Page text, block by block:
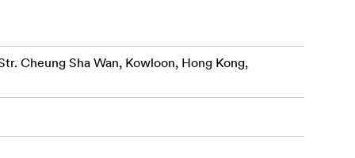
Cheung Sha Wan, Kowloon, Hong Kong,